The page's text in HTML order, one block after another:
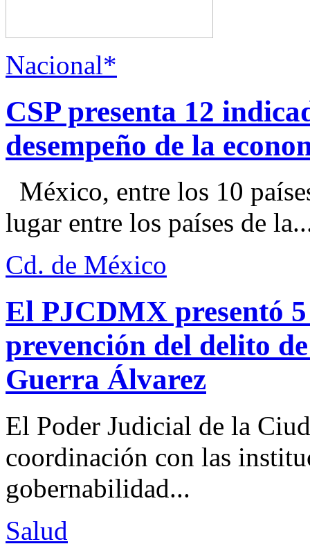
Nacional*
CSP presenta 12
desempeño de la
México, entre los 10
lugar entre los países de
Cd. de México
El PJCDMX presentó
prevención del delito
Guerra Álvarez
El Poder Judicial de la
coordinación con las
gobernabilidad...
Salud